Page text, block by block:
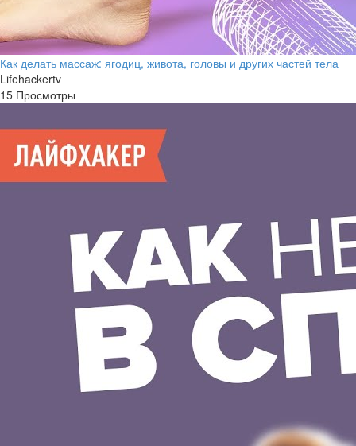
Как делать массаж: ягодиц, живота, головы и других частей тела
Lifehackertv
15 Просмотры